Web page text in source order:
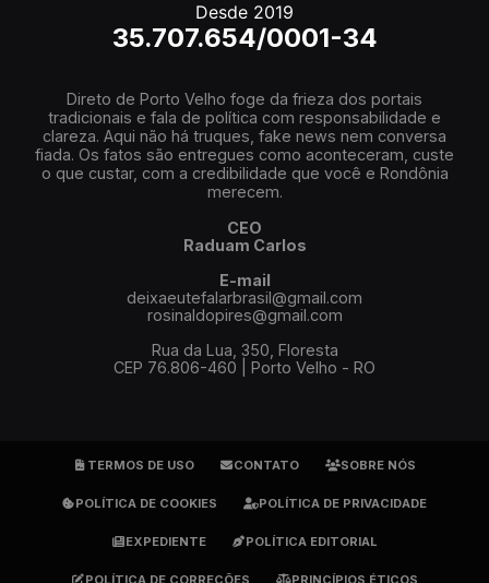
Desde 2019
35.707.654/0001-34
Direto de Porto Velho foge da frieza dos portais
tradicionais e fala de política com responsabilidade e
clareza. Aqui não há truques, fake news nem conversa
fiada. Os fatos são entregues como aconteceram, custe
o que custar, com a credibilidade que você e Rondônia
merecem.
CEO
Raduam Carlos
E-mail
deixaeutefalarbrasil@gmail.com
rosinaldopires@gmail.com
Rua da Lua, 350, Floresta
CEP 76.806-460 | Porto Velho - RO
TERMOS DE USO CONTATO SOBRE NÓS
POLÍTICA DE COOKIES POLÍTICA DE PRIVACIDADE
EXPEDIENTE POLÍTICA EDITORIAL
POLÍTICA DE CORREÇÕES PRINCÍPIOS ÉTICOS